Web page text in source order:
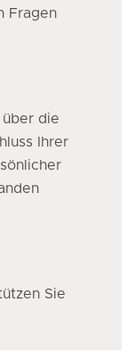
Fragen
die
Ihrer
Sie